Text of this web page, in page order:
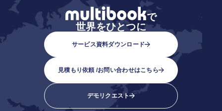
で
世界をひとつに
サービス資料ダウンロード
見積もり依頼 /お問い合わせはこちら
デモリクエスト